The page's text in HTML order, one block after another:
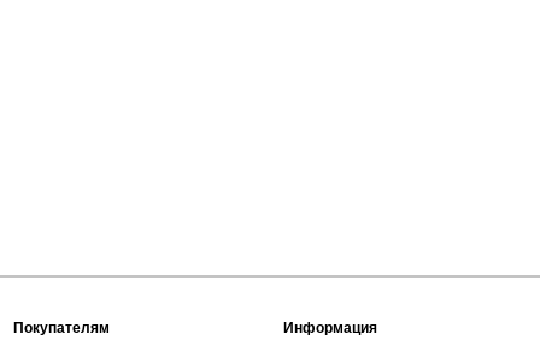
Покупателям Информация